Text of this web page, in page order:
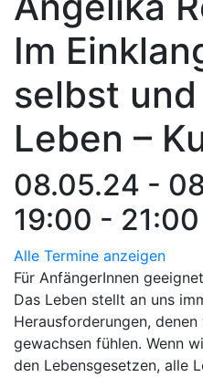
Im
selbst
Leben –
08.05.24 -
19:00 - 21:00
Alle Termine anzeigen
Für AnfängerInnen geeignet
Das Leben stellt an uns
Herausforderungen,
gewachsen fühlen. Wenn
den Lebensgesetzen, alle